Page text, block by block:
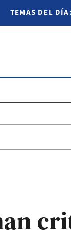
TEMAS DEL DÍA: